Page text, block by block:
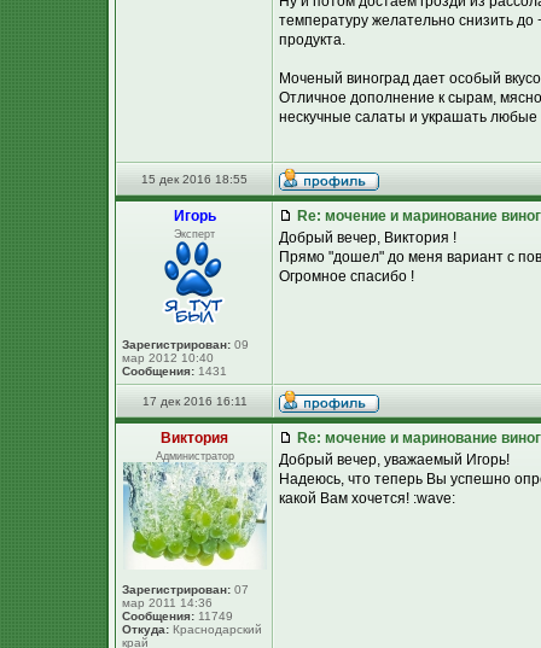
температуру желательно снизить
продукта.
Моченый виноград дает особый
Отличное дополнение к сырам,
нескучные салаты и украшать
15 дек 2016 18:55
Игорь
Эксперт
Зарегистрирован: 09
мар 2012 10:40
Сообщения: 1431
Re: мочение и маринование
Добрый вечер, Виктория !
Прямо "дошел" до меня вариант с
Огромное спасибо !
17 дек 2016 16:11
Виктория
Администратор
Зарегистрирован: 07
мар 2011 14:36
Сообщения: 11749
Откуда: Краснодарский
край
Re: мочение и маринование
Добрый вечер, уважаемый Игорь!
Надеюсь, что теперь Вы успешно
какой Вам хочется! :wave: